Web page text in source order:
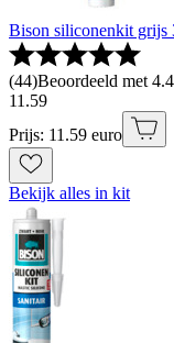
Bison siliconenkit grijs
(44)Beoordeeld met
11.59
Prijs: 11.59 euro
Bekijk alles in kit